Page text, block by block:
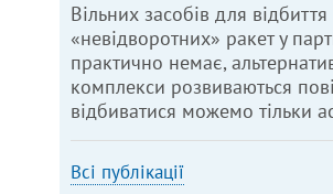
Вільних засобів для відбиття
«невідворотних» ракет у
практично немає,
комплекси розвиваються
відбиватися можемо тільки
Всі публікації